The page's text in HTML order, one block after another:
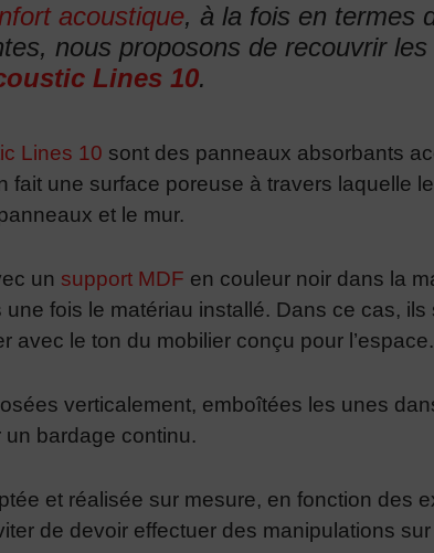
acoustique, à la fois en termes
nous proposons de recouvrir
Lines 10.
Lines 10 sont des panneaux absorbants
fait une surface poreuse à travers laquelle
et le mur.
un support MDF en couleur noir dans la
fois le matériau installé. Dans ce cas,
avec le ton du mobilier conçu pour l’espace.
verticalement, emboîtées les unes
un bardage continu.
et réalisée sur mesure, en fonction des
de devoir effectuer des manipulations